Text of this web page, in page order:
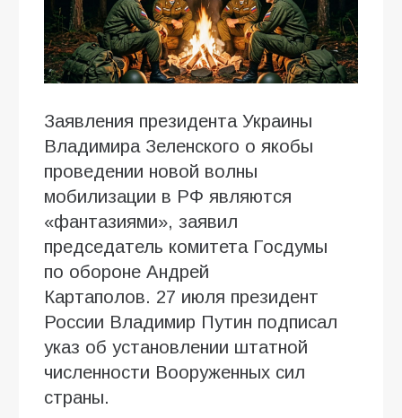
Заявления президента Украины
Владимира Зеленского о якобы
проведении новой волны
мобилизации в РФ являются
«фантазиями», заявил
председатель комитета Госдумы
по обороне Андрей
Картаполов. 27 июля президент
России Владимир Путин подписал
указ об установлении штатной
численности Вооруженных сил
страны.